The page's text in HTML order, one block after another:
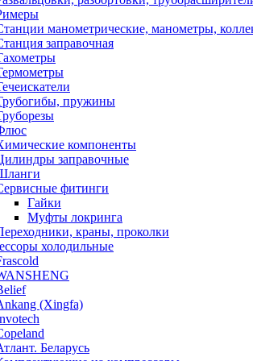
манометрические, манометры,
заправочная
пружины
компоненты
заправочные
фитинги
Гайки
Муфты локринга
краны, проколки
холодильные
(Xingfa)
Беларусь